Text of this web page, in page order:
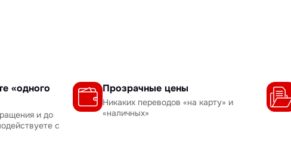
«одного
и до
с
Прозрачные цены
Никаких переводов «на карту» и
«наличных»